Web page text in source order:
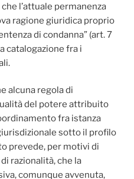
l’attuale permanenza
ragione giuridica proprio
di condanna” (art. 7
catalogazione fra i
alcuna regola di
del potere attribuito
fra istanza
sotto il profilo
prevede, per motivi di
razionalità, che la
comunque avvenuta,